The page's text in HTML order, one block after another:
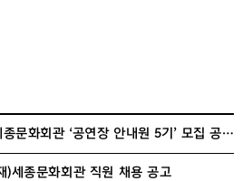
일로부터 1년간 / 근무성적 등에 따라세종문화회관 ‘공연장 안내원 5기’ 모집 공고문
)세종문화회관 직원 채용 공고